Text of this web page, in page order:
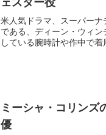
米人気ドラマ、スーパー
である、ディーン・ウィ
している腕時計や作中で着
ミーシャ・コリンズ
優